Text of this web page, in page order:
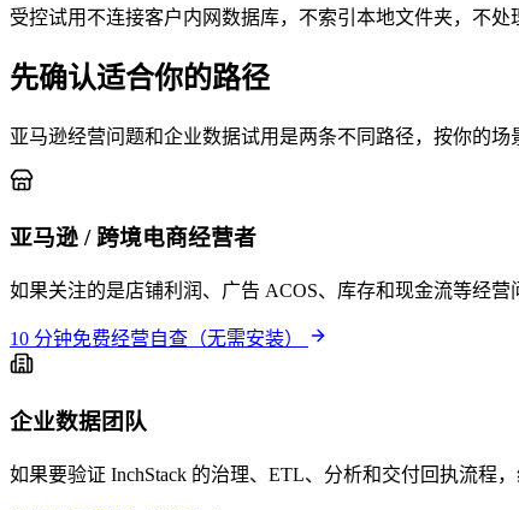
受控试用不连接客户内网数据库，不索引本地文件夹，不
先确认适合你的路径
亚马逊经营问题和企业数据试用是两条不同路径，按你的场
亚马逊 / 跨境电商经营者
如果关注的是店铺利润、广告 ACOS、库存和现金流等经
10 分钟免费经营自查（无需安装）
企业数据团队
如果要验证 InchStack 的治理、ETL、分析和交付回执流程